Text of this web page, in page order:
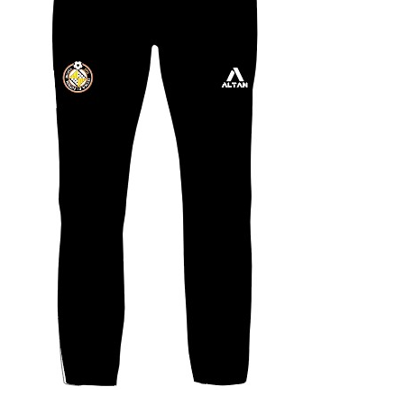
ALTAN QR
Sanitario
TIENDA
TRABAJOS REALIZADOS
CONTACTO
CATÁLOGOS